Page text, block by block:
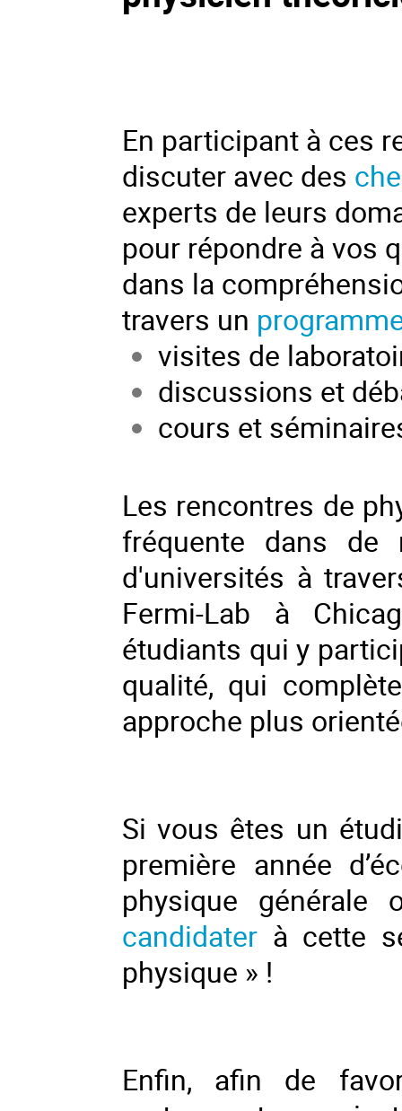
En participant à ces
discuter avec des
experts de leurs
pour répondre à vos
dans la
travers un
visites de
discussions et
cours et
Les rencontres de
fréquente dans de
d'universités à
Fermi-Lab à
étudiants qui y
qualité, qui
approche plus
Si vous êtes un
première année
physique générale
candidater à cette
physique » !
Enfin, afin de